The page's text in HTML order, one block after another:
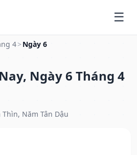
4> Ngày 6
Ngày 6 Tháng 4
Năm Tân Dậu